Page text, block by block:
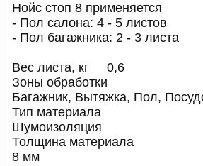
Нойс стоп 8 применяется
- Пол салона: 4 - 5 листов
- Пол багажника: 2 - 3 листа
Вес листа, кг 0,6
Зоны обработки
Багажник, Вытяжка, Пол,
Тип материала
Шумоизоляция
Толщина материала
8 мм